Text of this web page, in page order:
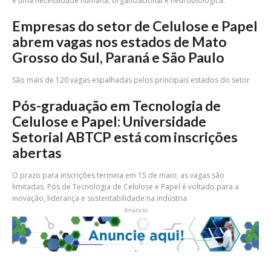
Empresas do setor de Celulose e Papel
abrem vagas nos estados de Mato
Grosso do Sul, Paraná e São Paulo
São mais de 120 vagas espalhadas pelos principais estados do setor
Pós-graduação em Tecnologia de
Celulose e Papel: Universidade
Setorial ABTCP está com inscrições
abertas
O prazo para inscrições termina em 15 de maio; as vagas são
limitadas. Pós de Tecnologia de Celulose e Papel é voltado para a
inovação, liderança e sustentabilidade na indústria
Anúncio